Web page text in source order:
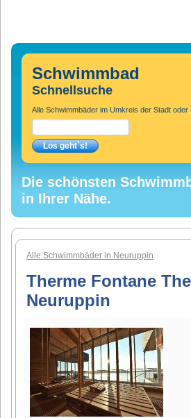
Schwimmbad
Schnellsuche
Alle Schwimmbäder im Umkreis der Stadt oder
Die schönsten
in Ihrer Nähe.
Alle Schwimmbäder in Neuruppin
Therme Fontane
Neuruppin